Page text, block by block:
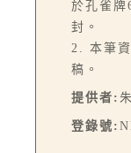
於孔雀牌
封。
2. 本筆
稿。
提供者:
登錄號: